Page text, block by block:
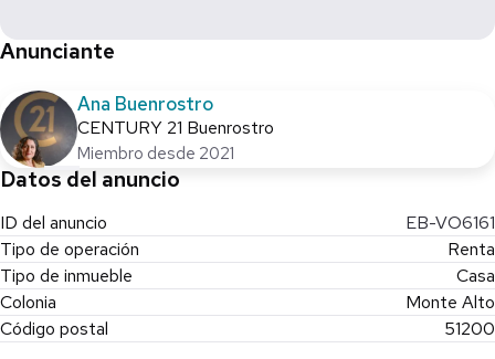
Anunciante
Ana Buenrostro
CENTURY 21 Buenrostro
Miembro desde 2021
Datos del anuncio
ID del anuncio
EB-VO6161
Tipo de operación
Renta
Tipo de inmueble
Casa
Colonia
Monte Alto
Código postal
51200